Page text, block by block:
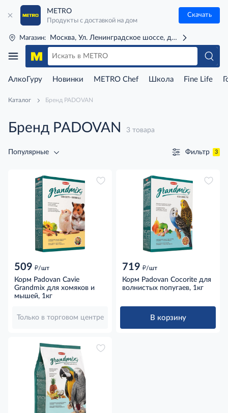
METRO
Продукты с доставкой на дом
Скачать
Магазин: Москва, Ул. Ленинградское шоссе, д. 71Г (м. Речной
АлкоГуру Новинки METRO Chef Школа Fine Life
Каталог Бренд PADOVAN
Бренд PADOVAN 3 товара
Популярные Фильтр 3
509 д/шт
Корм Padovan Cavie
Grandmix для хомяков и
мышей, 1кг
Только в торговом центре
719 д/шт
Корм Padovan Cocorite для
волнистых попугаев, 1кг
В корзину